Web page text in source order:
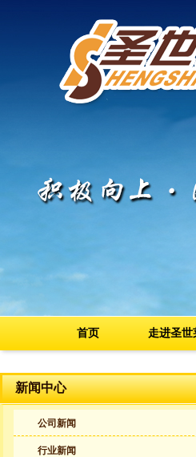
首页 走进圣世
新闻中心
公司新闻
行业新闻